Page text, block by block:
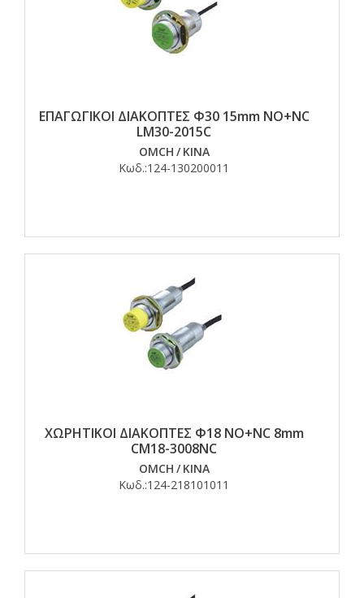
ΕΠΑΓΩΓΙΚΟΙ ΔΙΑΚΟΠΤΕΣ Φ30 15mm NO+NC
LM30-2015C
OMCH / ΚΙΝΑ
Κωδ.:124-130200011
ΧΩΡΗΤΙΚΟΙ ΔΙΑΚΟΠΤΕΣ Φ18 ΝO+NC 8mm
CM18-3008NC
OMCH / ΚΙΝΑ
Κωδ.:124-218101011